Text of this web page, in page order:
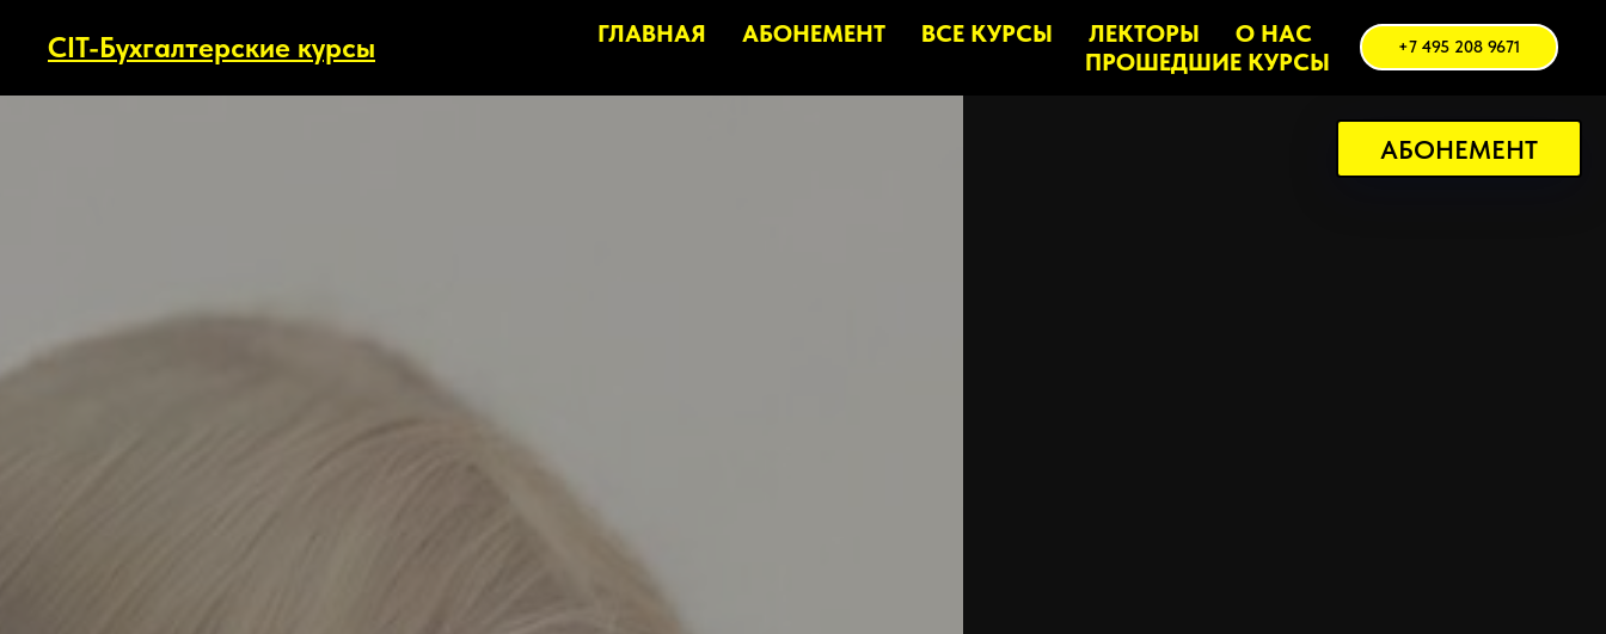
CIT-Бухгалтерские курсы ГЛАВНАЯ АБОНЕМЕНТ ВСЕ КУРСЫ ЛЕКТОРЫ
О НАС
ПРОШЕДШИЕ КУРСЫ
+7 495 208 9671
АБОНЕМЕНТ